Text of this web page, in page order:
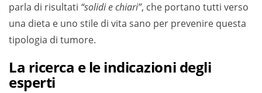
parla di risultati “solidi e chiari”, che portano tutti verso
una dieta e uno stile di vita sano per prevenire questa
tipologia di tumore.
La ricerca e le indicazioni degli
esperti